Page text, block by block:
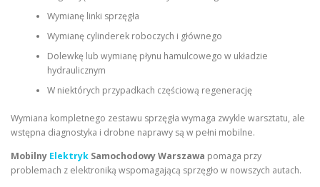
Wymianę linki sprzęgła
Wymianę cylinderek roboczych i głównego
Dolewkę lub wymianę płynu hamulcowego w układzie
hydraulicznym
W niektórych przypadkach częściową regenerację
Wymiana kompletnego zestawu sprzęgła wymaga zwykle warsztatu, ale
wstępna diagnostyka i drobne naprawy są w pełni mobilne.
Mobilny Elektryk Samochodowy Warszawa pomaga przy
problemach z elektroniką wspomagającą sprzęgło w nowszych autach.